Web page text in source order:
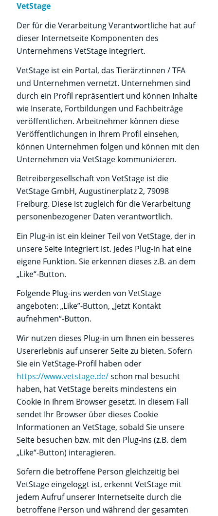
VetStage
Der für die Verarbeitung Verantwortliche hat auf
dieser Internetseite Komponenten des
Unternehmens VetStage integriert.
VetStage ist ein Portal, das Tierärztinnen / TFA
und Unternehmen vernetzt. Unternehmen sind
durch ein Profil repräsentiert und können Inhalte
wie Inserate, Fortbildungen und Fachbeiträge
veröffentlichen. Arbeitnehmer können diese
Veröffentlichungen in Ihrem Profil einsehen,
können Unternehmen folgen und können mit den
Unternehmen via VetStage kommunizieren.
Betreibergesellschaft von VetStage ist die
VetStage GmbH, Augustinerplatz 2, 79098
Freiburg. Diese ist zugleich für die Verarbeitung
personenbezogener Daten verantwortlich.
Ein Plug-in ist ein kleiner Teil von VetStage, der in
unsere Seite integriert ist. Jedes Plug-in hat eine
eigene Funktion. Sie erkennen dieses z.B. an dem
„Like“-Button.
Folgende Plug-ins werden von VetStage
angeboten: „Like”-Button, „Jetzt Kontakt
aufnehmen“-Button.
Wir nutzen dieses Plug-in um Ihnen ein besseres
Usererlebnis auf unserer Seite zu bieten. Sofern
Sie ein VetStage-Profil haben oder
https://www.vetstage.de/schon mal besucht
haben, hat VetStage bereits mindestens ein
Cookie in Ihrem Browser gesetzt. In diesem Fall
sendet Ihr Browser über dieses Cookie
Informationen an VetStage, sobald Sie unsere
Seite besuchen bzw. mit den Plug-ins (z.B. dem
„Like“-Button) interagieren.
Sofern die betroffene Person gleichzeitig bei
VetStage eingeloggt ist, erkennt VetStage mit
jedem Aufruf unserer Internetseite durch die
betroffene Person und während der gesamten